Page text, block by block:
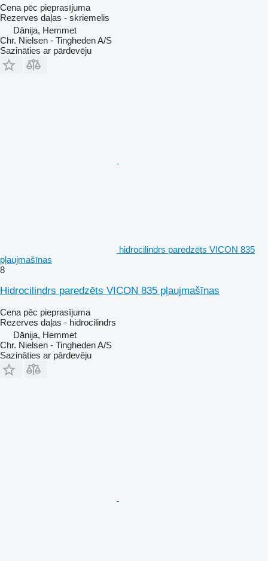
Cena pēc pieprasījuma
Rezerves daļas - skriemelis
Dānija, Hemmet
Chr. Nielsen - Tingheden A/S
Sazināties ar pārdevēju
hidrocilindrs paredzēts VICON 835
pļaujmašīnas
8
Hidrocilindrs paredzēts VICON 835 pļaujmašīnas
Cena pēc pieprasījuma
Rezerves daļas - hidrocilindrs
Dānija, Hemmet
Chr. Nielsen - Tingheden A/S
Sazināties ar pārdevēju